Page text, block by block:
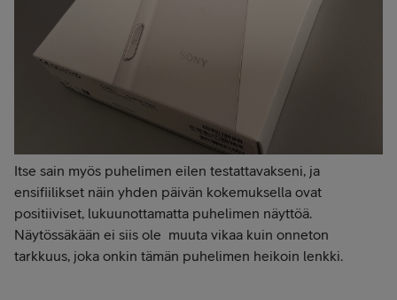
Itse sain myös puhelimen eilen testattavakseni, ja
ensifiilikset näin yhden päivän kokemuksella ovat
positiiviset, lukuunottamatta puhelimen näyttöä.
Näytössäkään ei siis ole muuta vikaa kuin onneton
tarkkuus, joka onkin tämän puhelimen heikoin lenkki.